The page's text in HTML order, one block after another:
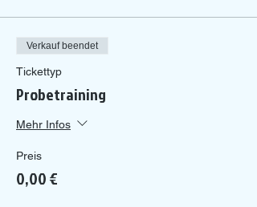
Verkauf beendet
Tickettyp
Probetraining
Mehr Infos
Preis
0,00 €